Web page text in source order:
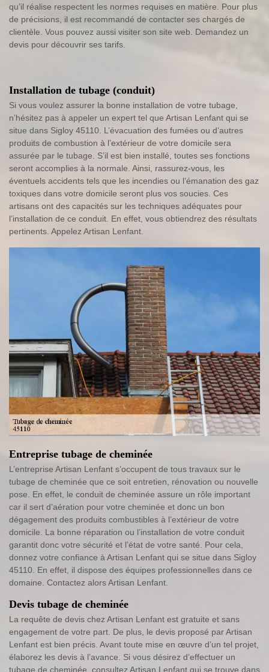
qu’il réalise respectent les normes requises en matière. Pour plus
de précisions, il est recommandé de contacter ses chargés de
clientèle. Vous pouvez aussi visiter son site web. Demandez un
devis pour découvrir ses tarifs.
Installation de tubage (conduit)
Si vous voulez assurer la bonne installation de votre tubage,
n’hésitez pas à appeler un expert tel que Artisan Lenfant qui se
situe dans Sigloy 45110. L’évacuation des fumées ou d’autres
produits de combustion à l’extérieur de votre domicile sera
assurée par le tubage. S’il est bien installé, toutes ses fonctions
seront accomplies à la normale. Ainsi, rassurez-vous, les
éventuels accidents tels que les incendies ou l’émanation des gaz
toxiques dans votre domicile seront plus vos soucies. Ces
artisans ont des capacités sur les techniques adéquates pour
l’installation de ce conduit. En effet, vous obtiendrez des résultats
pertinents. Appelez Artisan Lenfant.
Entreprise tubage de cheminée
L’entreprise Artisan Lenfant s’occupent de tous travaux sur le
tubage de cheminée que ce soit entretien, rénovation ou nouvelle
pose. En effet, le conduit de cheminée assure un rôle important
car il sert d’aération pour votre cheminée et donc un bon
dégagement des produits combustibles à l’extérieur de votre
domicile. La bonne réparation ou l’installation de votre conduit
garantit donc votre sécurité et l’état de votre santé. Pour cela,
donnez votre confiance à Artisan Lenfant qui se situe dans Sigloy
45110. En effet, il dispose des équipes professionnelles dans ce
domaine. Contactez alors Artisan Lenfant.
Devis tubage de cheminée
La requête de devis chez Artisan Lenfant est gratuite et sans
engagement de votre part. De plus, le devis proposé par Artisan
Lenfant est bien précis. Avant toute mise en œuvre d’un tel projet,
élaborez les devis à l’avance. Si vous désirez d’effectuer un
tubage de cheminée, consultez Artisan Lenfant qui se trouve dans